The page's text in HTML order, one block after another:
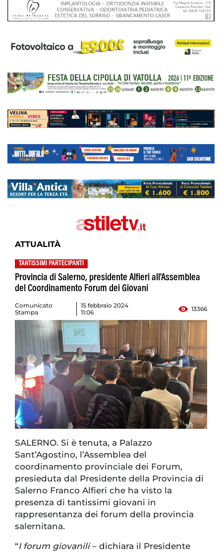
ATTUALITÀ
TANTISSIMI PARTECIPANTI
Provincia di Salerno, presidente Alfieri all'Assemblea
del Coordinamento Forum dei Giovani
Comunicato
Stampa
15 febbraio 2024
11:06
13366
SALERNO. Si è tenuta, a Palazzo
Sant’Agostino, l’Assemblea del
coordinamento provinciale dei Forum,
presieduta dal Presidente della Provincia di
Salerno Franco Alfieri che ha visto la
presenza di tantissimi giovani in
rappresentanza dei forum della provincia
salernitana.
“I forum giovanili– dichiara il Presidente